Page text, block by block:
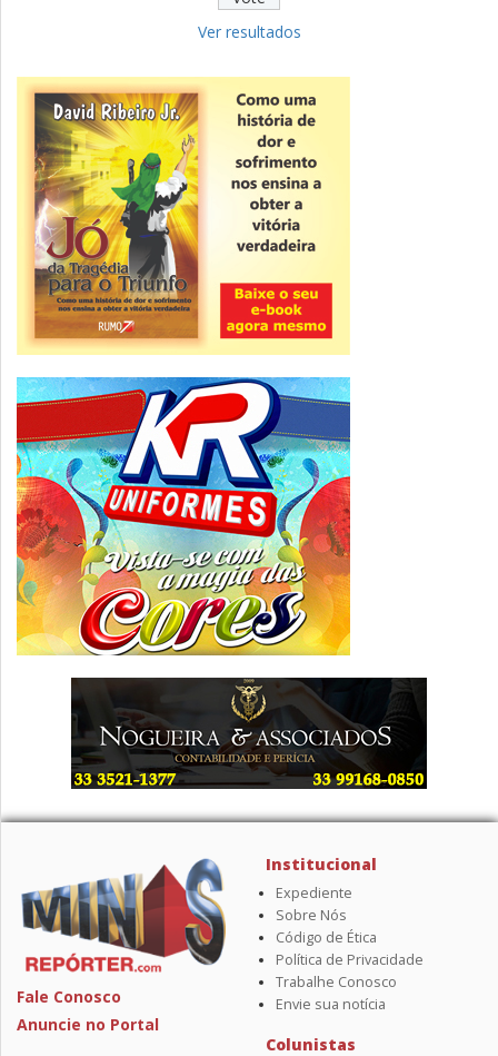
Fies: pré-selecionados têm até terça
para complementar informações
Novidade
CNPJ alfanumérico começa a ser emitido
nesta sexta
ver todas »
Ver resultados
Fale Conosco
Anuncie no Portal
Institucional
Expediente
Sobre Nós
Código de Ética
Política de Privacidade
Trabalhe Conosco
Envie sua notícia
Colunistas